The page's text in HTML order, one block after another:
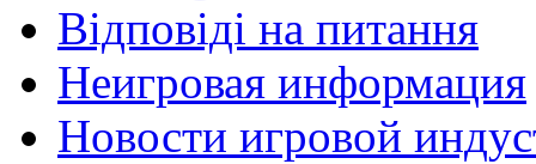
Відповіді на питання
Неигровая информация
Новости игровой